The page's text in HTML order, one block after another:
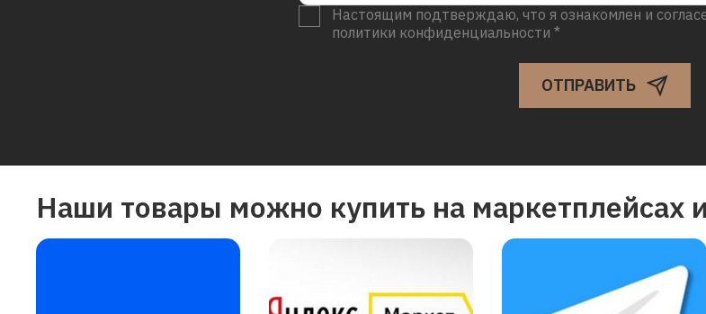
Настоящим подтверждаю, что я ознакомлен и
политики конфиденциальности *
ОТПРАВИТЬ
Наши товары можно купить на маркетплейсах